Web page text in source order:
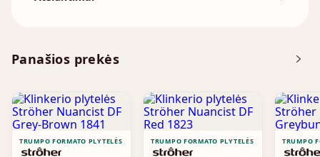
Panašios prekės
TRUMPO FORMATO PLYTELĖS TRUMPO FORMATO PLYTELĖS TRUMPO